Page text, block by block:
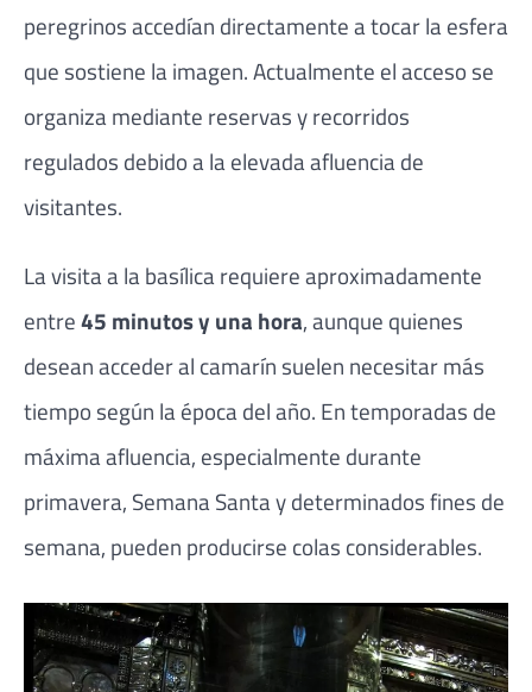
peregrinos accedían directamente a tocar la esfera
que sostiene la imagen. Actualmente el acceso se
organiza mediante reservas y recorridos
regulados debido a la elevada afluencia de
visitantes.
La visita a la basílica requiere aproximadamente
entre45 minutos y una hora, aunque quienes
desean acceder al camarín suelen necesitar más
tiempo según la época del año. En temporadas de
máxima afluencia, especialmente durante
primavera, Semana Santa y determinados fines de
semana, pueden producirse colas considerables.